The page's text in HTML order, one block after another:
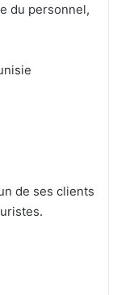
du personnel,
de ses clients